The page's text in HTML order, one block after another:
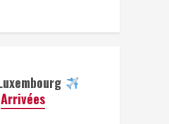
Arrivées